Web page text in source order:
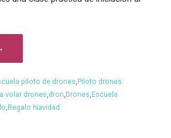
piloto de drones, Piloto drones
volar drones,dron, Drones, Escuela
, Regalo Navidad